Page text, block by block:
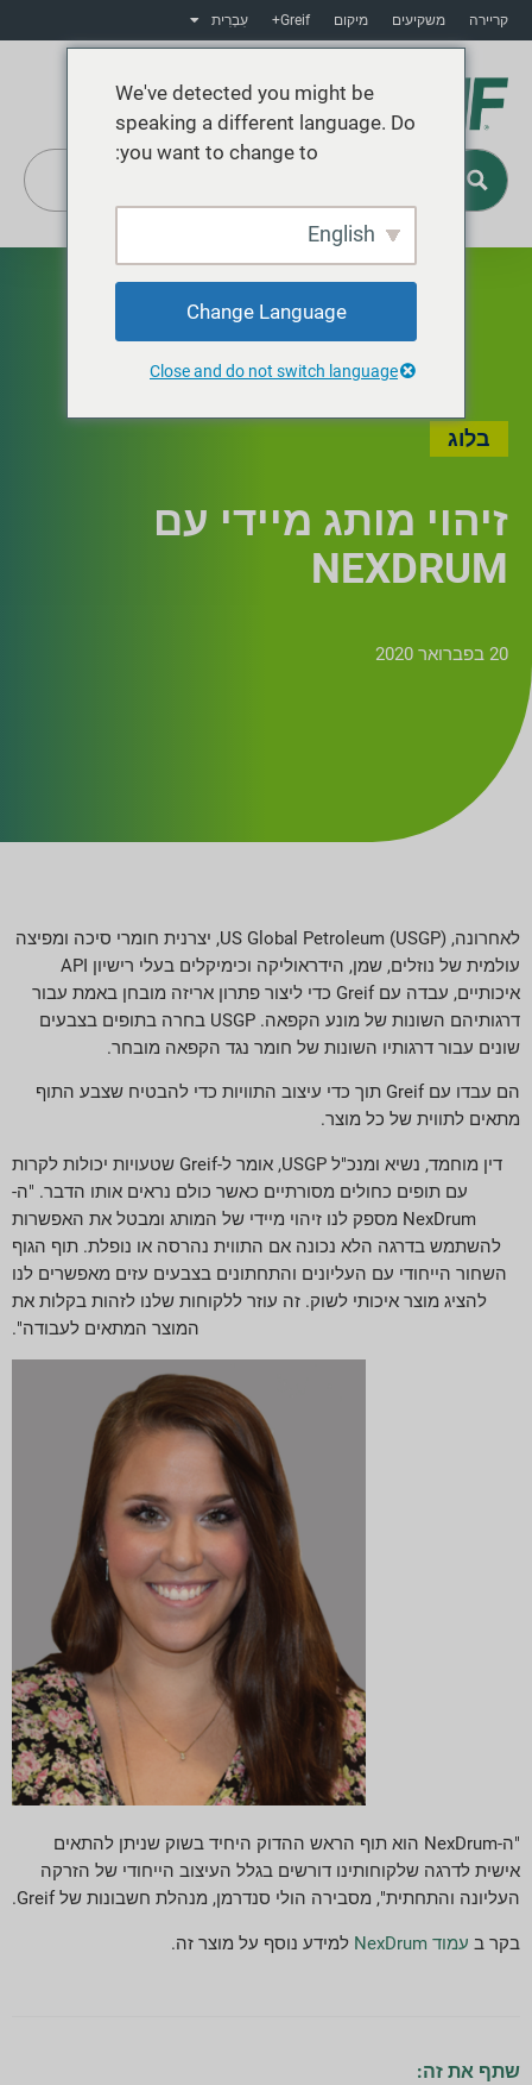
קריירה משקיעים מיקום Greif+ עִבְרִית
בלוג
זיהוי מותג מיידי עם
NEXDRUM
20 בפברואר 2020
לאחרונה, US Global Petroleum (USGP), יצרנית חומרי סיכה ומפיצה
עולמית של נוזלים, שמן, הידראוליקה וכימיקלים בעלי רישיון API
איכותיים, עבדה עם Greif כדי ליצור פתרון אריזה מובחן באמת עבור
דרגותיהם השונות של מונע הקפאה. USGP בחרה בתופים בצבעים
שונים עבור דרגותיו השונות של חומר נגד הקפאה מובחר.
הם עבדו עם Greif תוך כדי עיצוב התוויות כדי להבטיח שצבע התוף
מתאים לתווית של כל מוצר.
דין מוחמד, נשיא ומנכ"ל USGP, אומר ל-Greif שטעויות יכולות לקרות
עם תופים כחולים מסורתיים כאשר כולם נראים אותו הדבר. "ה-
NexDrum מספק לנו זיהוי מיידי של המותג ומבטל את האפשרות
להשתמש בדרגה הלא נכונה אם התווית נהרסה או נופלת. תוף הגוף
השחור הייחודי עם העליונים והתחתונים בצבעים עזים מאפשרים לנו
להציג מוצר איכותי לשוק. זה עוזר ללקוחות שלנו לזהות בקלות את
המוצר המתאים לעבודה".
"ה-NexDrum הוא תוף הראש ההדוק היחיד בשוק שניתן להתאים
אישית לדרגה שלקוחותינו דורשים בגלל העיצוב הייחודי של הזרקה
העליונה והתחתית", מסבירה הולי סנדרמן, מנהלת חשבונות של Greif.
בקר ב עמוד NexDrum למידע נוסף על מוצר זה.
שתף את זה:
We've detected you might be
speaking a different language. Do
you want to change to:
English
Change Language
Close and do not switch language